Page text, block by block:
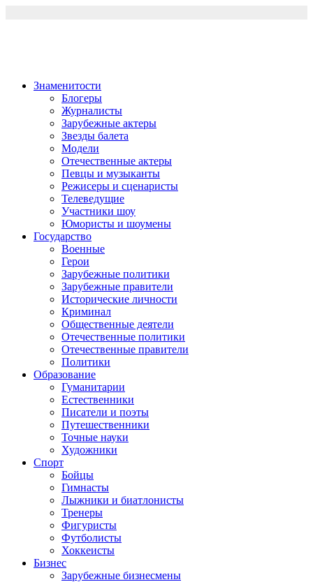
Знаменитости
Блогеры
Журналисты
Зарубежные актеры
Звезды балета
Модели
Отечественные актеры
Певцы и музыканты
Режисеры и сценаристы
Телеведущие
Участники шоу
Юмористы и шоумены
Государство
Военные
Герои
Зарубежные политики
Зарубежные правители
Исторические личности
Криминал
Общественные деятели
Отечественные политики
Отечественные правители
Политики
Образование
Гуманитарии
Естественники
Писатели и поэты
Путешественники
Точные науки
Художники
Спорт
Бойцы
Гимнасты
Лыжники и биатлонисты
Тренеры
Фигуристы
Футболисты
Хоккеисты
Бизнес
Зарубежные бизнесмены